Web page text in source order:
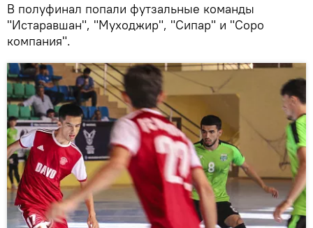
В полуфинал попали футзальные команды
"Истаравшан", "Муходжир", "Сипар" и "Соро
компания".